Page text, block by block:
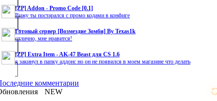
[ZP] Addon - Promo Code [0.1]
Вижу ты постарался с промо кодами в конфиге
Готовый сервер [Возмездие Зомби] By Texas1k
отлично, мне нравится!
[ZP] Extra Item - AK-47 Beast для CS 1.6
я закинул в папку аддонс но он не появился в моем магазине что делать
комментарии
NEW